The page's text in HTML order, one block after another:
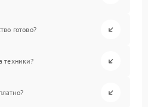
готово?
техники?